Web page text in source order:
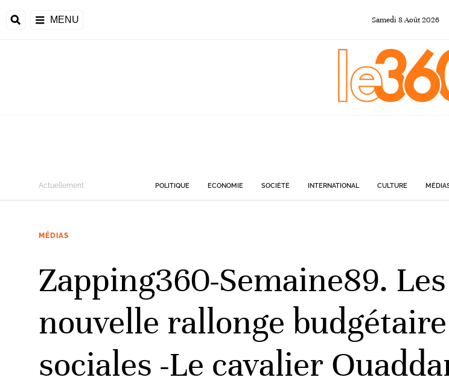
MENU Samedi 8Août2026
Actuellement POLITIQUE ECONOMIE SOCIÉTÉ INTERNATIONAL CULTURE
MÉDIAS
Zapping360-Semaine89.
nouvelle rallonge
sociales -Le cavalier